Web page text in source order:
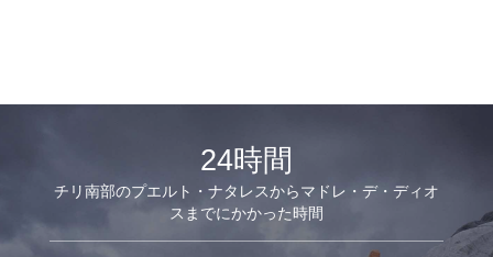
24時間
チリ南部のプエルト・ナタレスからマドレ・デ・ディオ
スまでにかかった時間